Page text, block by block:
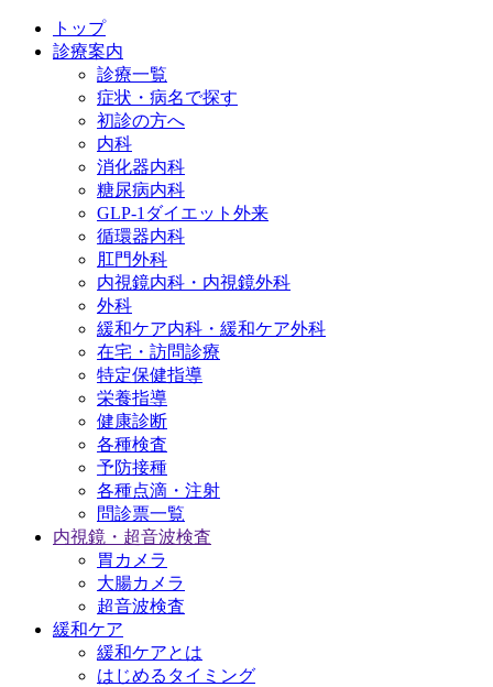
トップ
診療案内
診療一覧
症状・病名で探す
初診の方へ
内科
消化器内科
糖尿病内科
GLP‐1ダイエット外来
循環器内科
肛門外科
内視鏡内科・内視鏡外科
外科
緩和ケア内科・緩和ケア外科
在宅・訪問診療
特定保健指導
栄養指導
健康診断
各種検査
予防接種
各種点滴・注射
問診票一覧
内視鏡・超音波検査
胃カメラ
大腸カメラ
超音波検査
緩和ケア
緩和ケアとは
はじめるタイミング